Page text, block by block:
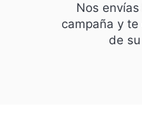
Nos
campaña y
de